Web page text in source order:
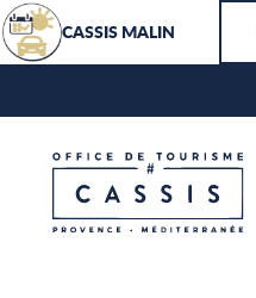
Aller
au
contenu
CASSIS MALIN
Accueil – Je prépare